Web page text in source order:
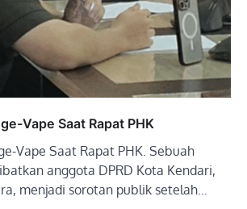
Vape Saat Rapat PHK
Vape Saat Rapat PHK. Sebuah
anggota DPRD Kota Kendari,
menjadi sorotan publik setelah…